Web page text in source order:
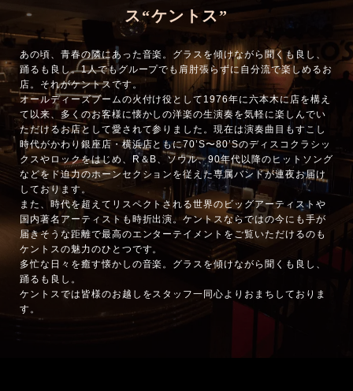
ス“ケントス”
あの頃、青春の隣にあった音楽。グラスを傾けながら聞くも良し、
踊るも良し。1人でもグループでも肩肘張らずに自分流で楽しめるお
店。それがケントスです。
オールディーズブームの火付け役として1976年に六本木に店を構え
て以来、多くのお客様に懐かしの洋楽の生演奏を気軽に楽しんでい
ただけるお店として愛されて参りました。現在は演奏曲目もすこし
時代がかわり銀座店・横浜店ともに70’S〜80’Sのディスコクラシッ
クスやロックをはじめ、R＆B、ソウル、90年代以降のヒットソング
などをド迫力のホーンセクションを従えた専属バンドが連夜お届け
しております。
また、時代を超えてリスペクトされる世界のビッグアーティストや
国内著名アーティストも時折出演。ケントスならではの今にも手が
届きそうな距離で最高のエンターテイメントをご覧いただけるのも
ケントスの魅力のひとつです。
多忙な日々を癒す懐かしの音楽。グラスを傾けながら聞くも良し、
踊るも良し。
ケントスでは皆様のお越しをスタッフ一同心よりおまちしておりま
す。